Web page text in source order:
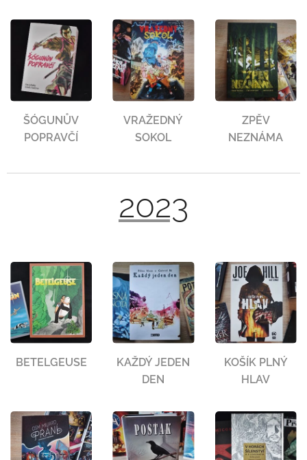
ŠÓGUNŮV
POPRAVČÍ
VRAŽEDNÝ
SOKOL
ZPĚV
NEZNÁMA
2023
BETELGEUSE
KAŽDÝ JEDEN
DEN
KOŠÍK PLNÝ
HLAV